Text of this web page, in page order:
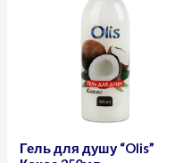
Гель для душу “Olis”